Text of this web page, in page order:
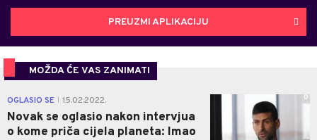
PREUZMI APLIKACIJU
MOŽDA ĆE VAS ZANIMATI
OGLASIO SE 15.02.2022.
Novak se oglasio nakon intervjua
o kome priča cijela planeta: Imao
0